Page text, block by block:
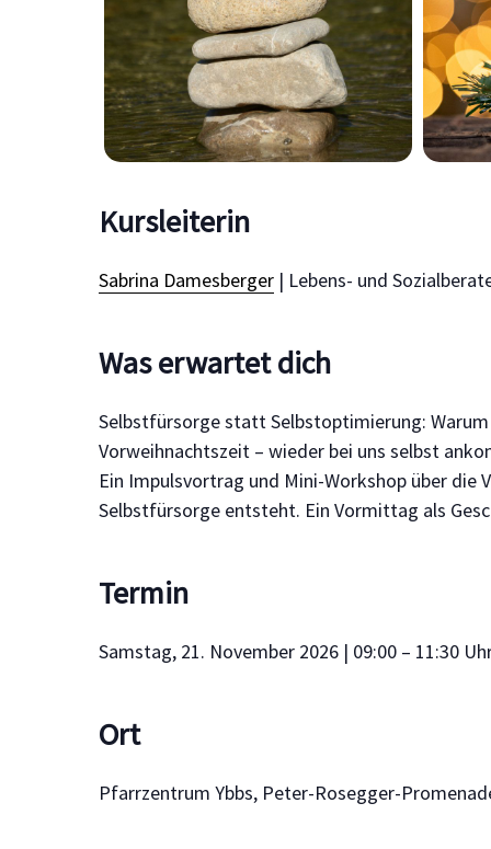
Suchbegriff eingeben und ENTER drücken
Kursleiterin
Sabrina Damesberger | Lebens- und
Was erwartet dich
Selbstfürsorge statt Selbstoptimierung:
Vorweihnachtszeit – wieder bei uns selbst
Ein Impulsvortrag und Mini-Workshop über
Selbstfürsorge entsteht. Ein Vormittag als
Termin
Samstag, 21. November 2026 | 09:00 – 11:30
Ort
Pfarrzentrum Ybbs, Peter-Rosegger-